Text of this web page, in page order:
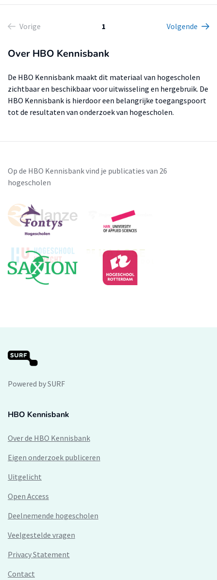
Vorige 1 Volgende
Over HBO Kennisbank
De HBO Kennisbank maakt dit materiaal van hogescholen
zichtbaar en beschikbaar voor uitwisseling en hergebruik. De
HBO Kennisbank is hierdoor een belangrijke toegangspoort
tot de resultaten van onderzoek van hogescholen.
Op de HBO Kennisbank vind je publicaties van 26
hogescholen
Powered by SURF
HBO Kennisbank
Over de HBO Kennisbank
Eigen onderzoek publiceren
Uitgelicht
Open Access
Deelnemende hogescholen
Veelgestelde vragen
Privacy Statement
Contact